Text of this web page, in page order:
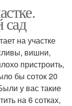
сад
на участке
вишни,
пристроить,
бы соток 20
у вас такие
на 6 сотках,